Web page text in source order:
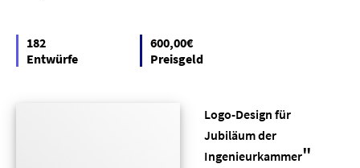
182
Entwürfe
600,00€
Preisgeld
Logo-Design für
Jubiläum der
Ingenieurkammer"